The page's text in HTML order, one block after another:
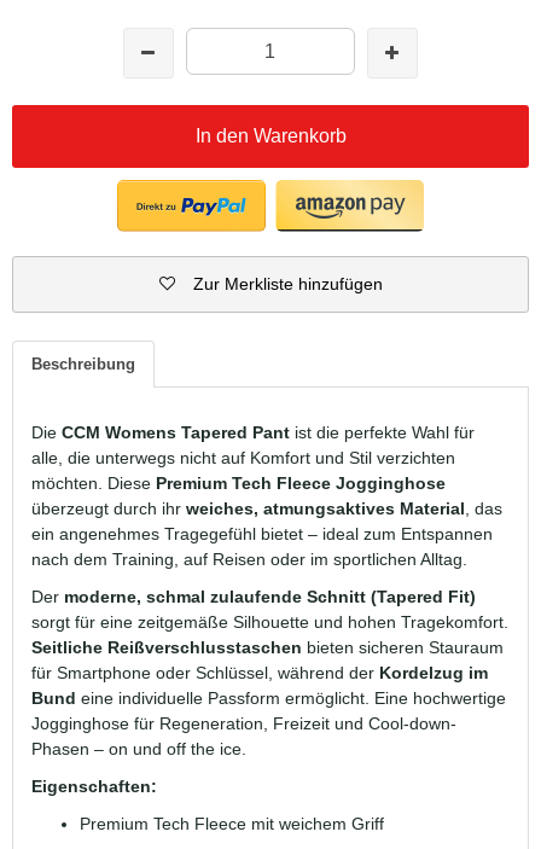
In den Warenkorb
Zur Merkliste hinzufügen
Beschreibung
Die CCM Womens Tapered Pant ist die perfekte Wahl für
alle, die unterwegs nicht auf Komfort und Stil verzichten
möchten. Diese Premium Tech Fleece Jogginghose
überzeugt durch ihr weiches, atmungsaktives Material , das
ein angenehmes Tragegefühl bietet – ideal zum Entspannen
nach dem Training, auf Reisen oder im sportlichen Alltag.
Der moderne, schmal zulaufende Schnitt (Tapered Fit)
sorgt für eine zeitgemäße Silhouette und hohen Tragekomfort.
Seitliche Reißverschlusstaschen bieten sicheren Stauraum
für Smartphone oder Schlüssel, während der Kordelzug im
Bund eine individuelle Passform ermöglicht. Eine hochwertige
Jogginghose für Regeneration, Freizeit und Cool-down-
Phasen – on und off the ice.
Eigenschaften:
Premium Tech Fleece mit weichem Griff